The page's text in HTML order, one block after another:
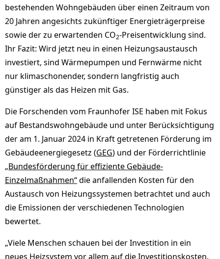
bestehenden Wohngebäuden über einen Zeitraum von
20 Jahren angesichts zukünftiger Energieträgerpreise
sowie der zu erwartenden CO2-Preisentwicklung sind.
Ihr Fazit: Wird jetzt neu in einen Heizungsaustausch
investiert, sind Wärmepumpen und Fernwärme nicht
nur klimaschonender, sondern langfristig auch
günstiger als das Heizen mit Gas.
Die Forschenden vom Fraunhofer ISE haben mit Fokus
auf Bestandswohngebäude und unter Berücksichtigung
der am 1. Januar 2024 in Kraft getretenen Förderung im
Gebäudeenergiegesetz (GEG) und der Förderrichtlinie
„Bundesförderung für effiziente Gebäude-
Einzelmaßnahmen“die anfallenden Kosten für den
Austausch von Heizungssystemen betrachtet und auch
die Emissionen der verschiedenen Technologien
bewertet.
„Viele Menschen schauen bei der Investition in ein
neues Heizsystem vor allem auf die Investitionskosten.